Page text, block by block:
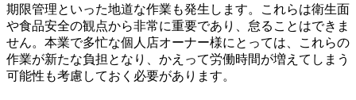
期限管理といった地道な作業も発生します。これらは衛生面
や食品安全の観点から非常に重要であり、怠ることはできま
せん。本業で多忙な個人店オーナー様にとっては、これらの
作業が新たな負担となり、かえって労働時間が増えてしまう
可能性も考慮しておく必要があります。